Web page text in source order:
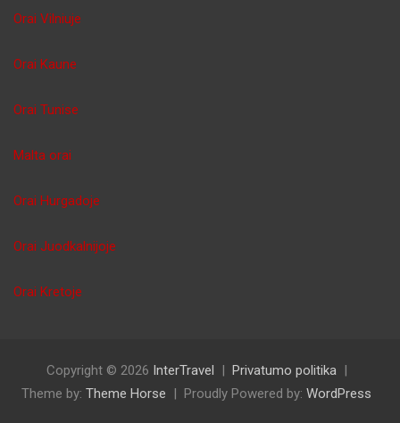
Orai Vilniuje
Orai Kaune
Orai Tunise
Malta orai
Orai Hurgadoje
Orai Juodkalnijoje
Orai Kretoje
Copyright © 2026 InterTravel
Privatumo politika
Theme by: Theme Horse Proudly Powered by: WordPress